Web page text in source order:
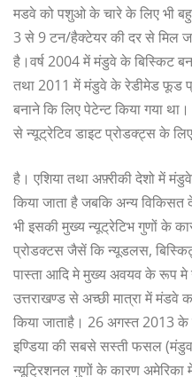
मडवे को पशुओ के चारे के लिए भी
3 से 9 टन/हैक्टेयर की दर से मिल
है।वर्ष 2004 में मंडुवे के बिस्किट
तथा 2011 में मंडुवे के रेडीमेड फूड
बनाने कि लिए पेटेन्ट किया गया
से न्यूट्रेटिव डाइट प्रोडक्ट्स के
है। एशिया तथा अफ़्रीकी देशो में
किया जाता है जबकि अन्य विकिसत
भी इसकी मुख्य न्यूट्रेटिभ गुणों के
प्रोडक्टस जैसें कि न्यूडलस,
पास्ता आदि मे मुख्य अवयव के रूप मे
उत्तराखण्ड से अच्छी मात्रा में मंडवे
किया जाताहै। 26 अगस्त 2013
इण्डिया की सबसे सस्ती फसल
न्यूट्रिशनल गुणों के कारण अमेरिका